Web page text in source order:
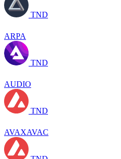
TND
ARPA
TND
AUDIO
TND
AVAXAVAC